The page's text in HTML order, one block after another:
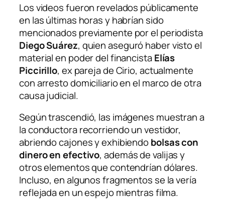
Los videos fueron revelados públicamente
en las últimas horas y habrían sido
mencionados previamente por el periodista
Diego Suárez, quien aseguró haber visto el
material en poder del financistaElías
Piccirillo, ex pareja de Cirio, actualmente
con arresto domiciliario en el marco de otra
causa judicial.
Según trascendió, las imágenes muestran a
la conductora recorriendo un vestidor,
abriendo cajones y exhibiendobolsas con
dinero en efectivo, además de valijas y
otros elementos que contendrían dólares.
Incluso, en algunos fragmentos se la vería
reflejada en un espejo mientras filma.